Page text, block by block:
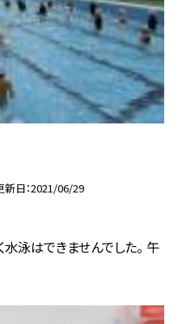
新日 2021/06/29
泳はできませんでした。 午